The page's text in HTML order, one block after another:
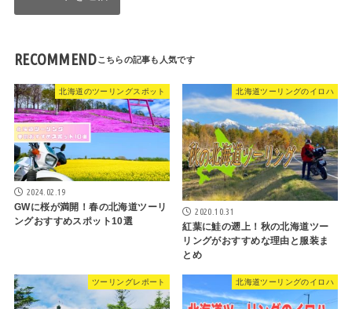
RECOMMEND
北海道のツーリングスポット
2024.02.19
GWに桜が満開！春の北海道ツーリ
ングおすすめスポット10選
北海道ツーリングのイロハ
2020.10.31
紅葉に鮭の遡上！秋の北海道ツー
リングがおすすめな理由と服装ま
とめ
ツーリングレポート 北海道ツーリングのイロハ